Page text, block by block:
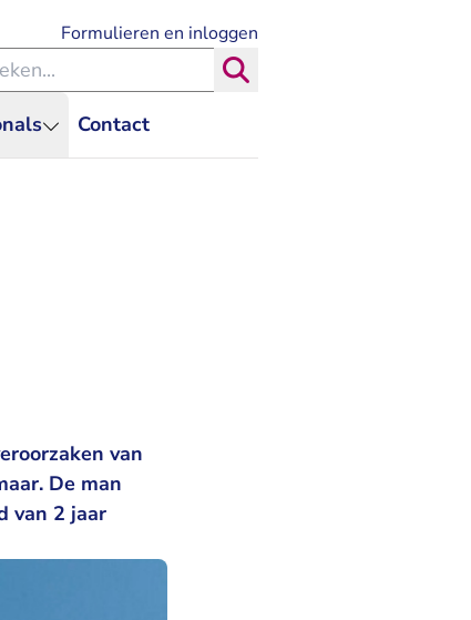
Contact
Formulieren en inloggen
binnen de Rechtspraak
van
De man
van 2 jaar